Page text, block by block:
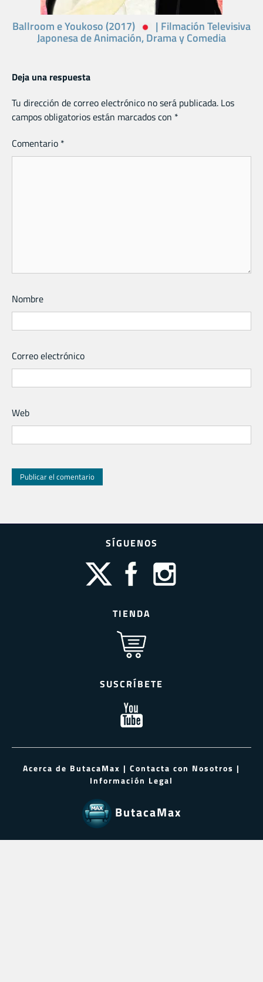
Ballroom e Youkoso (2017) | Filmación Televisiva
Japonesa de Animación, Drama y Comedia
Deja una respuesta
Tu dirección de correo electrónico no será publicada. Los
campos obligatorios están marcados con *
Comentario *
Nombre
Correo electrónico
Web
SÍGUENOS
TIENDA
SUSCRÍBETE
Acerca de ButacaMax | Contacta con Nosotros |
Información Legal
ButacaMax